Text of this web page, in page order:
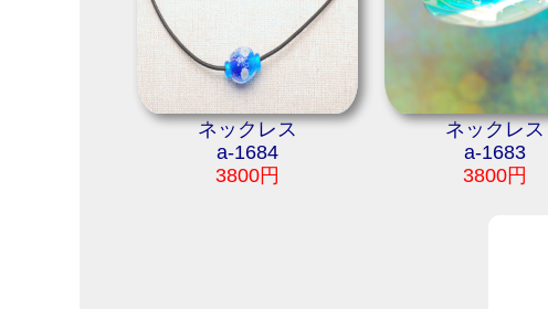
ネックレス
a-1684
3800円
ネックレス
a-1683
3800円